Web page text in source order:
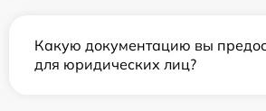
Какую документацию вы
для юридических лиц?